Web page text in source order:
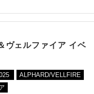
ヴェルファイア イベ
ALPHARD/VELLFIRE